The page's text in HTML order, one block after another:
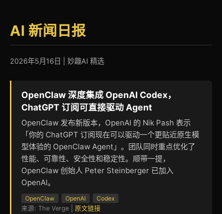
AI 新闻日报
2026年5月16日 | 妙趣AI 精选
OpenClaw 深度集成 OpenAI Codex，
ChatGPT 订阅可直接驱动 Agent
OpenClaw 发布新版本，OpenAI 的 Nik Pash 表示
「你的 ChatGPT 订阅现在可以驱动一个更贴近原生模
型体验的 OpenClaw Agent」。团队同时重点优化了
性能、可靠性、安全性和稳定性。顺带一提，
OpenClaw 创始人 Peter Steinberger 已加入
OpenAI。
OpenClaw OpenAI
Codex
来源: The Verge | 原文链接